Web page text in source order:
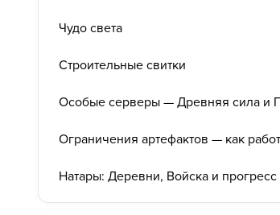
Чудо света
Строительные свитки
Особые серверы — Древняя сила и
Ограничения артефактов — как
Натары: Деревни, Войска и прогресс